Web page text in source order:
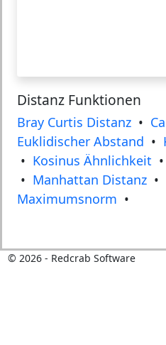
Distanz Funktionen
Bray Curtis Distanz •
Euklidischer Abstand •
• Kosinus Ähnlichkeit •
• Manhattan Distanz •
Maximumsnorm •
© 2026- Redcrab Software